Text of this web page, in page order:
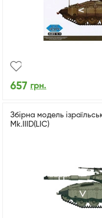
657 грн.
Збірна модель
Mk.IIID(LIC)